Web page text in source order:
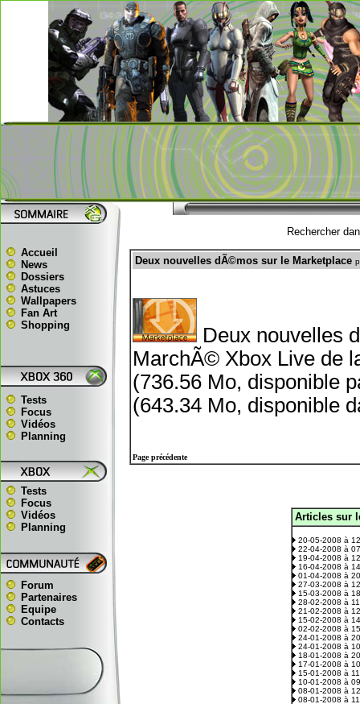
Accueil
News
Dossiers
Astuces
Wallpapers
Fan Art
Shopping
Tests
Focus
Vidéos
Planning
Tests
Focus
Vidéos
Planning
Forum
Partenaires
Equipe
Contacts
Rechercher
Deux nouvelles dÃ©mos sur le Marketplace
Deux nouvelles
MarchÃ© Xbox Live de
(736.56 Mo, disponible
(643.34 Mo, disponible
Page précédente
Articles sur
20-05-2008 à
22-04-2008 à
19-04-2008 à
16-04-2008 à
01-04-2008 à
27-03-2008 à
15-03-2008 à
28-02-2008 à
21-02-2008 à
15-02-2008 à
02-02-2008 à
24-01-2008 à
24-01-2008 à
18-01-2008 à
17-01-2008 à
15-01-2008 à
10-01-2008 à
08-01-2008 à
08-01-2008 à